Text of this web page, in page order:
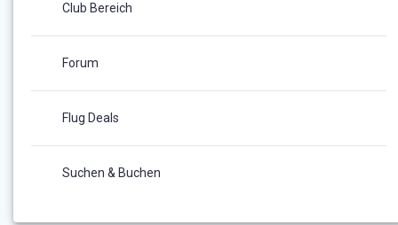
Club Bereich
Forum
Flug Deals
Suchen & Buchen